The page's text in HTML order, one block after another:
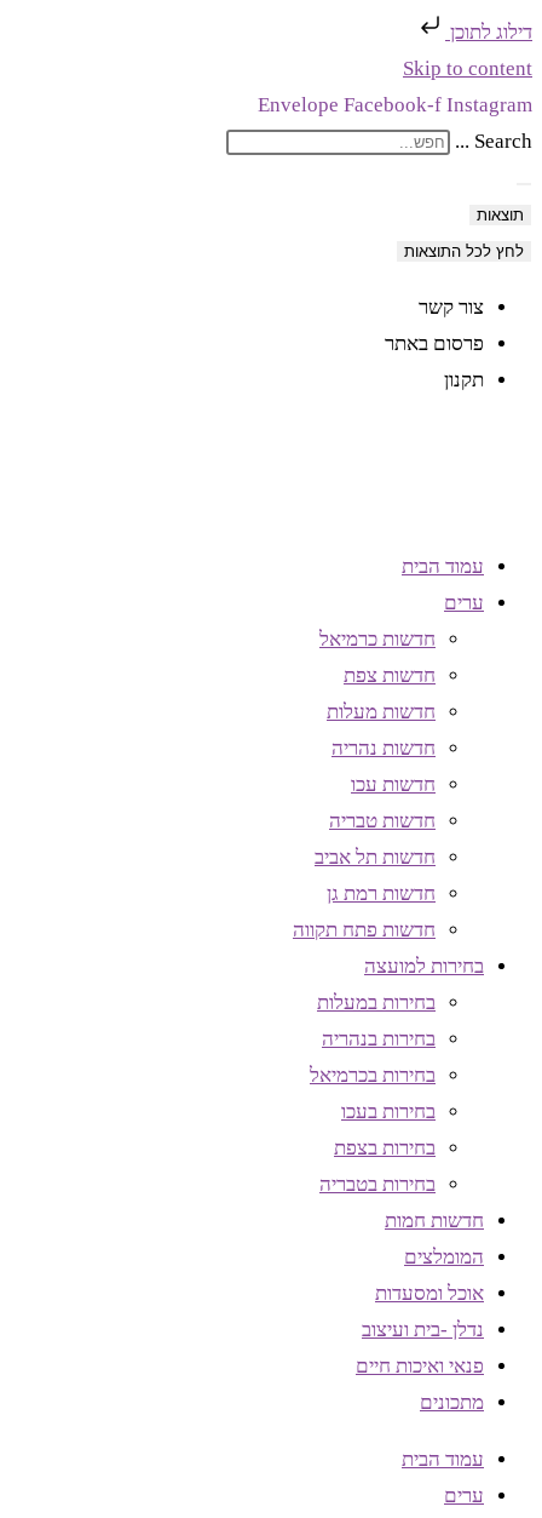
דילוג לתוכן
Skip to content
Envelope Facebook-f Instagram
Search ...
תוצאות
לחץ לכל התוצאות
צור קשר
פרסום באתר
תקנון
עמוד הבית
ערים
חדשות כרמיאל
חדשות צפת
חדשות מעלות
חדשות נהריה
חדשות עכו
חדשות טבריה
חדשות תל אביב
חדשות רמת גן
חדשות פתח תקווה
בחירות למועצה
בחירות במעלות
בחירות בנהריה
בחירות בכרמיאל
בחירות בעכו
בחירות בצפת
בחירות בטבריה
חדשות חמות
המומלצים
אוכל ומסעדות
נדלן -בית ועיצוב
פנאי ואיכות חיים
מתכונים
עמוד הבית
ערים